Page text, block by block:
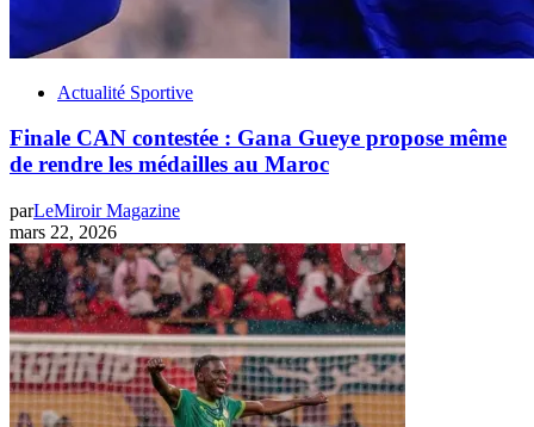
Actualité Sportive
Finale CAN contestée : Gana Gueye propose même
de rendre les médailles au Maroc
parLeMiroir Magazine
mars 22, 2026